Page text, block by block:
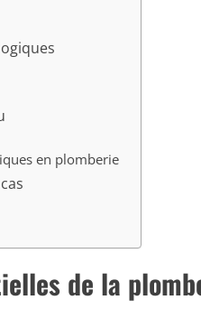
en plomberie
de la